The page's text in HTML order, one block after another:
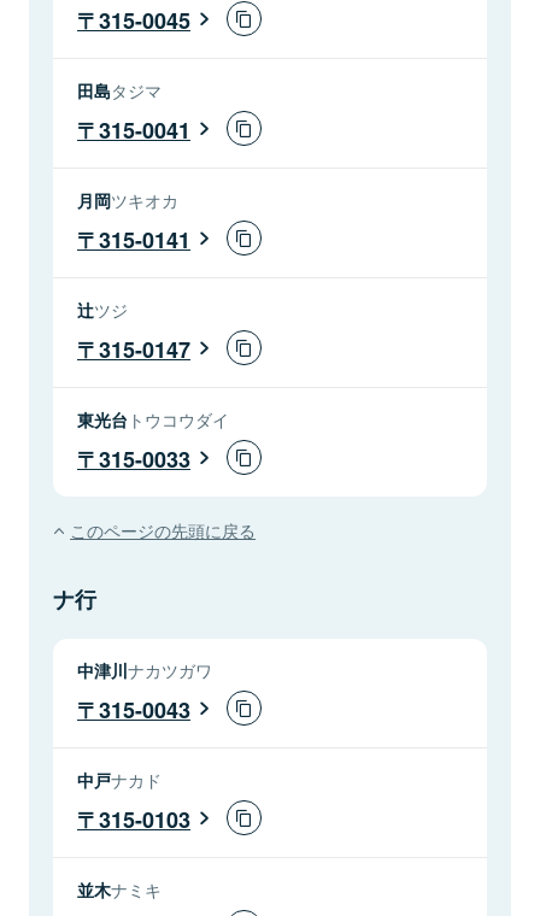
315-0045
田島タジマ
315-0041
月岡ツキオカ
315-0141
辻ツジ
315-0147
東光台 トウコウダイ
315-0033
このページの先頭に戻る
ナ行
中津川ナカツガワ
315-0043
中戸ナカド
315-0103
並木ナミキ